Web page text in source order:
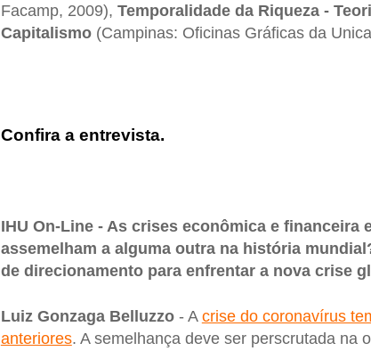
Facamp, 2009), Temporalidade da Riqueza -
Capitalismo(Campinas: Oficinas Gráficas da
Confira a entrevista.
IHU On-Line - As crises econômica e financeira
assemelham a alguma outra na história
de direcionamento para enfrentar a nova crise
Luiz Gonzaga Belluzzo- A crise do coronavírus
anteriores. A semelhança deve ser perscrutada na